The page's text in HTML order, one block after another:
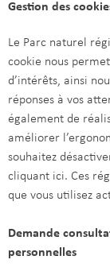
Gestion des
Le Parc naturel
cookie nous
d’intérêts, ainsi
réponses à vos
également de
améliorer
souhaitez
cliquant ici. Ces
que vous utilisez
Demande
personnelles